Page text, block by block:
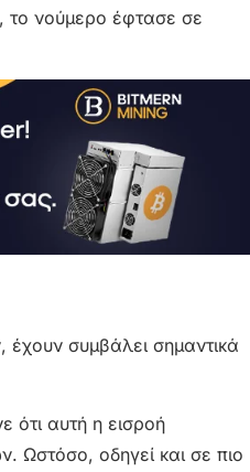
το νούμερο έφτασε σε
έχουν συμβάλει σημαντικά
αυτή η εισροή
Ωστόσο, οδηγεί και σε πιο